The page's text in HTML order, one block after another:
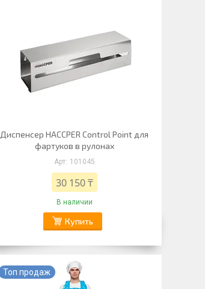
Диспенсер HACCPER Control Point для
фартуков в рулонах
101045
30 150 ₸
В наличии
Купить
Топ продаж